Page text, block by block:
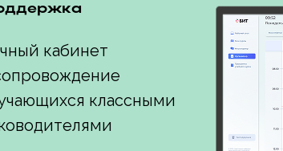
кабинет
классными